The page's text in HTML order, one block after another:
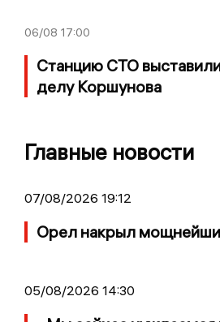
06/08 17:00
Станцию СТО
делу Коршунова
Главные новости
07/08/2026 19:12
Орел накрыл
05/08/2026 14:30